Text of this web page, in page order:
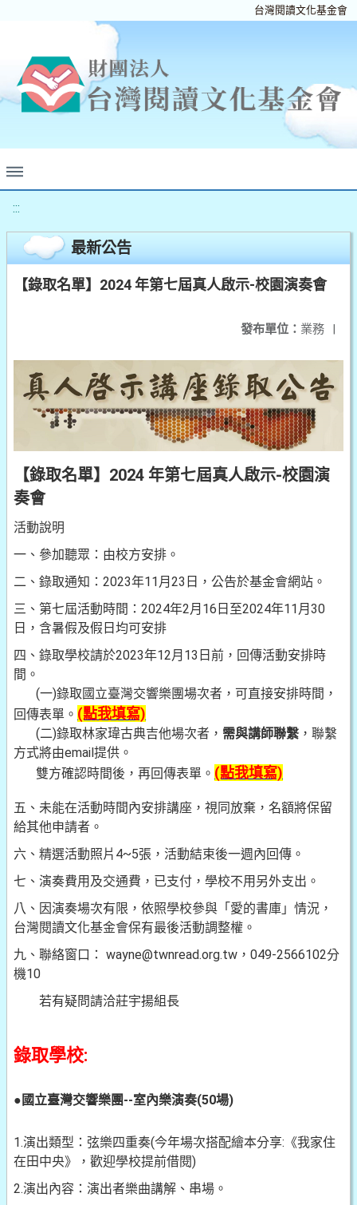
台灣閱讀文化基金會
:::
最新公告
【錄取名單】2024 年第七屆真人啟示-校園演奏會
發布單位： 業務 |
【錄取名單】2024 年第七屆真人啟示-校園演
奏會
活動說明
一、參加聽眾：由校方安排。
二、錄取通知：2023年11月23日，公告於基金會網站。
三、第七屆活動時間：2024年2月16日至2024年11月30
日，含暑假及假日均可安排
四、錄取學校請於2023年12月13日前，回傳活動安排時
間。
(一)錄取國立臺灣交響樂團場次者，可直接安排時間，
回傳表單。 (點我填寫)
(二)錄取林家瑋古典吉他場次者， 需與講師聯繫 ，聯繫
方式將由email提供。
雙方確認時間後，再回傳表單。 (點我填寫)
五、未能在活動時間內安排講座，視同放棄，名額將保留
給其他申請者。
六、精選活動照片4~5張，活動結束後一週內回傳。
七、演奏費用及交通費，已支付，學校不用另外支出。
八、因演奏場次有限，依照學校參與「愛的書庫」情況，
台灣閱讀文化基金會保有最後活動調整權。
九、聯絡窗口： wayne@twnread.org.tw，049-2566102分
機10
若有疑問請洽莊宇揚組長
錄取學校:
● 國立臺灣交響樂團--室內樂演奏(50場)
1.演出類型：弦樂四重奏(今年場次搭配繪本分享:《我家住
在田中央》，歡迎學校提前借閱)
2.演出內容：演出者樂曲講解、串場。